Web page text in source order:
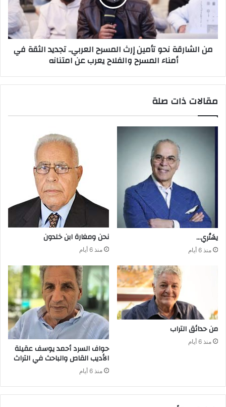
من الشارقة نحو تأمين إرث المسرح العربي.. تجديد الثقة في
أمناء المسرح والفلاح يعرب عن امتنانه
مقالات ذات صلة
يهَتْري‭…‬
منذ 6 أيام
نحن‭ ‬ومغارة ابن‭ ‬خلدون
منذ 6 أيام
من‭ ‬حدائق‭ ‬التراب
منذ 6 أيام
‬الأديب‭ ‬القاص‭ ‬والباحث‭ ‬في‭ ‬التراث
منذ 6 أيام